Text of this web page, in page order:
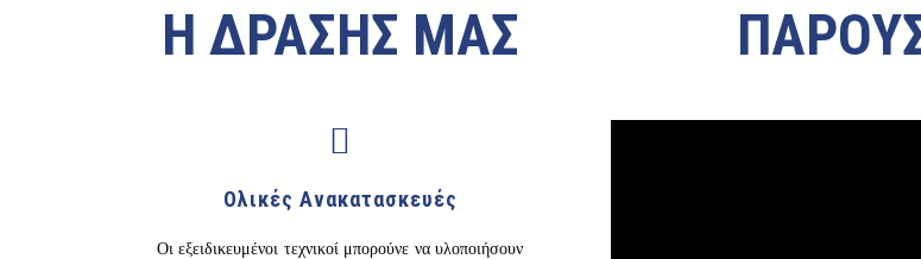
Η πολύχρονη εμπειρία μας είναι αυτή που μας οδηγεί στο να
ΜΑΘΕΤΕ ΓΙΑ ΕΜΑΣ
Η ΔΡΑΣΗΣ ΜΑΣ
Ολικές Ανακατασκευές
Οι εξειδικευμένοι τεχνικοί μπορούνε να υλοποιήσουν